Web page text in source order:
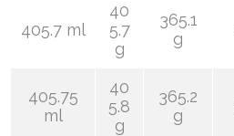
405.7 ml
40
5.7
g
365.1
g
405.75
ml
40
5.8
g
365.2
g